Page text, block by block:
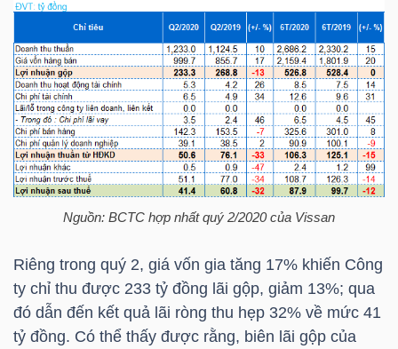
Nguồn: BCTC hợp nhất quý 2/2020 của Vissan
Riêng trong quý 2, giá vốn gia tăng 17% khiến Công
ty chỉ thu được 233 tỷ đồng lãi gộp, giảm 13%; qua
đó dẫn đến kết quả lãi ròng thu hẹp 32% về mức 41
tỷ đồng. Có thể thấy được rằng, biên lãi gộp của
THẾ
GIỚI
ĐÔNG
TÀI
CHÍNH
CÁ